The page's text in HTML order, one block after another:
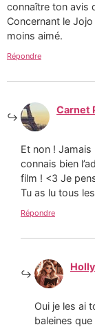
connaître ton avis
Concernant le Jojo
moins aimé.
Répondre
Carnet
Et non !
connais bien
film ! <3 Je
Tu as lu tous
Répondre
Oui je les ai
baleines